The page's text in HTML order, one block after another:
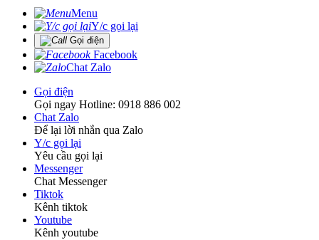
Menu
Y/c gọi lại
Gọi điện
Facebook
Chat Zalo
Gọi điện
Gọi ngay Hotline: 0918 886 002
Chat Zalo
Để lại lời nhắn qua Zalo
Y/c gọi lại
Yêu cầu gọi lại
Messenger
Chat Messenger
Tiktok
Kênh tiktok
Youtube
Kênh youtube